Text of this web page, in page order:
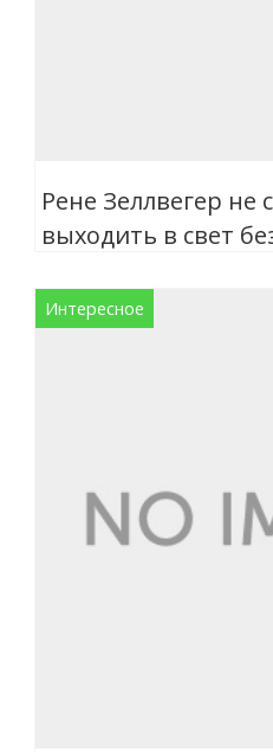
Рене Зеллвегер не
выходить в свет
Интересное